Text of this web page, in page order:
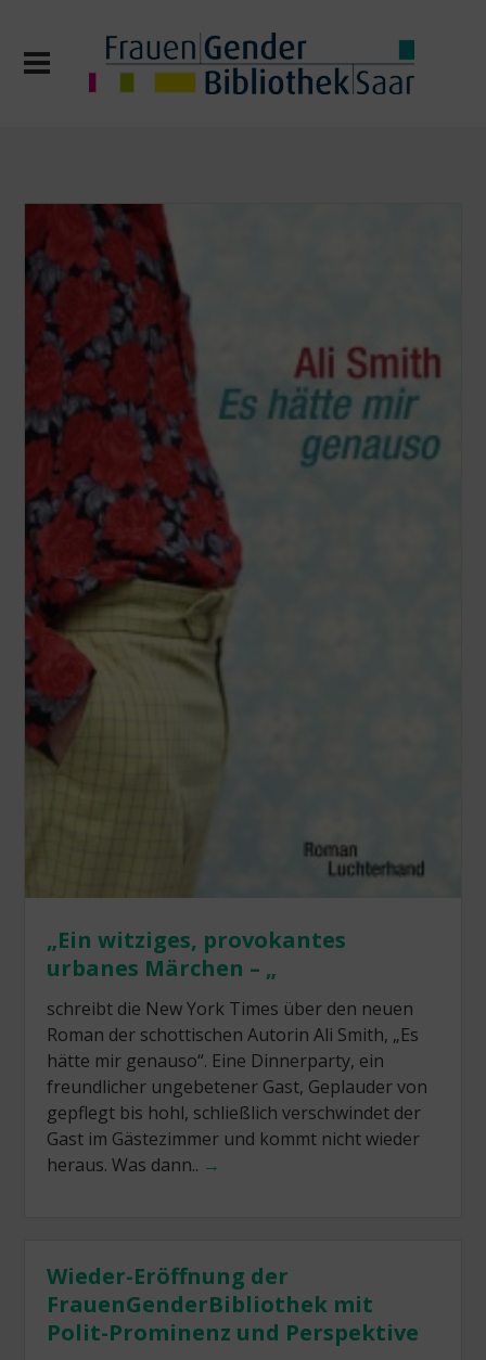
„Ein witziges, provokantes
urbanes Märchen – „
schreibt die New York Times über den neuen
Roman der schottischen Autorin Ali Smith, „Es
hätte mir genauso“. Eine Dinnerparty, ein
freundlicher ungebetener Gast, Geplauder von
gepflegt bis hohl, schließlich verschwindet der
Gast im Gästezimmer und kommt nicht wieder
heraus. Was dann.. →
Wieder-Eröffnung der
FrauenGenderBibliothek mit
Polit-Prominenz und Perspektive